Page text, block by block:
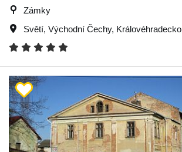
Zámky
Světí, Východní Čechy, Královéhradecko